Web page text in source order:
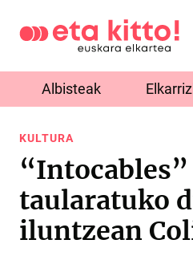
Albisteak
KULTURA
taularatuko
iluntzean